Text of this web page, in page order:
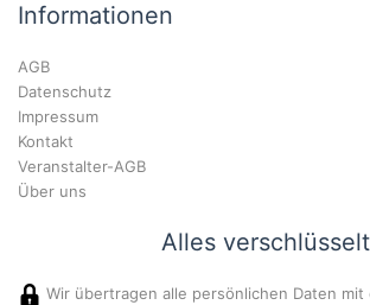
Informationen
AGB
Datenschutz
Impressum
Kontakt
Veranstalter-AGB
Über uns
Alles verschlüsselt
Wir übertragen alle persönlichen Daten mit